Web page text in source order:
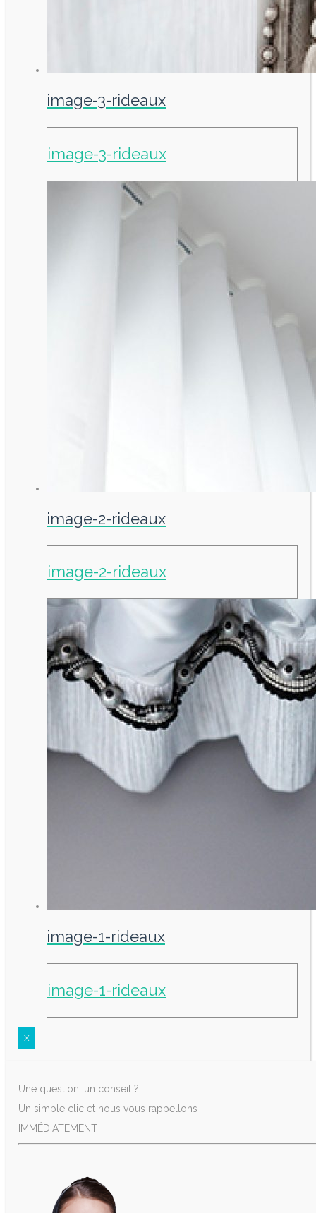
image-3-rideaux
image-3-rideaux
image-2-rideaux
image-2-rideaux
image-1-rideaux
image-1-rideaux
X
Une question, un conseil ?
Un simple clic et nous vous rappellons
IMMÉDIATEMENT